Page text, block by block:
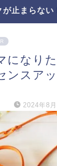
が止まらな
になり
ンスア
2024年8